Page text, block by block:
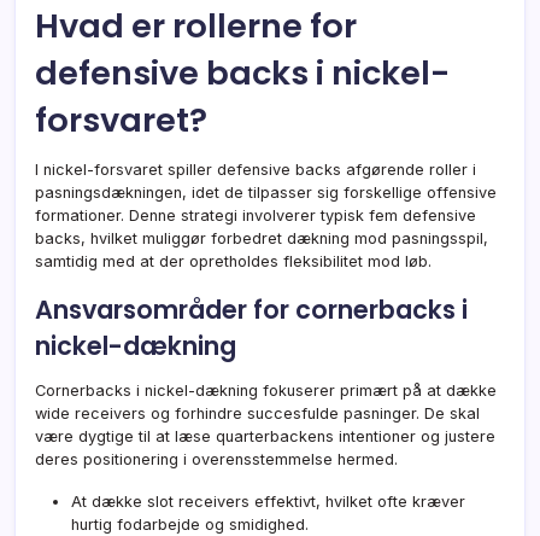
Hvad er rollerne for
defensive backs i nickel-
forsvaret?
I nickel-forsvaret spiller defensive backs afgørende roller i
pasningsdækningen, idet de tilpasser sig forskellige offensive
formationer. Denne strategi involverer typisk fem defensive
backs, hvilket muliggør forbedret dækning mod pasningsspil,
samtidig med at der opretholdes fleksibilitet mod løb.
Ansvarsområder for cornerbacks i
nickel-dækning
Cornerbacks i nickel-dækning fokuserer primært på at dække
wide receivers og forhindre succesfulde pasninger. De skal
være dygtige til at læse quarterbackens intentioner og justere
deres positionering i overensstemmelse hermed.
At dække slot receivers effektivt, hvilket ofte kræver
hurtig fodarbejde og smidighed.